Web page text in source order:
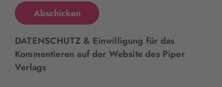
DATENSCHUTZ & Einwilligung für das
Kommentieren auf der Website des Piper
Verlags